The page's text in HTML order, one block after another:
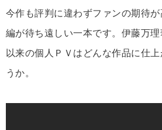
今作も評判に違わずファンの期待
編が待ち遠しい一本です。伊藤万理
以来の個人ＰＶはどんな作品に仕
うか。